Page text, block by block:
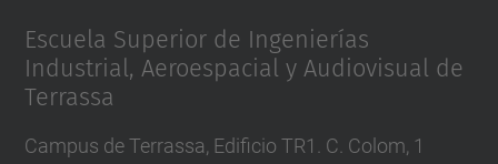
Escuela Superior de Ingenierías
Industrial, Aeroespacial y Audiovisual de
Terrassa
Campus de Terrassa, Edificio TR1. C. Colom, 1